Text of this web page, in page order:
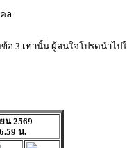
ล
อ 3 เท่านั้น ผู้สนใจโปรดนำไป
น 2569
น.